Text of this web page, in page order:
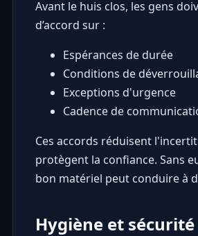
Avant le huis clos, les gens
d’accord sur :
Espérances de durée
Conditions de
Exceptions d'urgence
Cadence de
Ces accords réduisent
protègent la confiance. Sans
bon matériel peut conduire à
Hygiène et